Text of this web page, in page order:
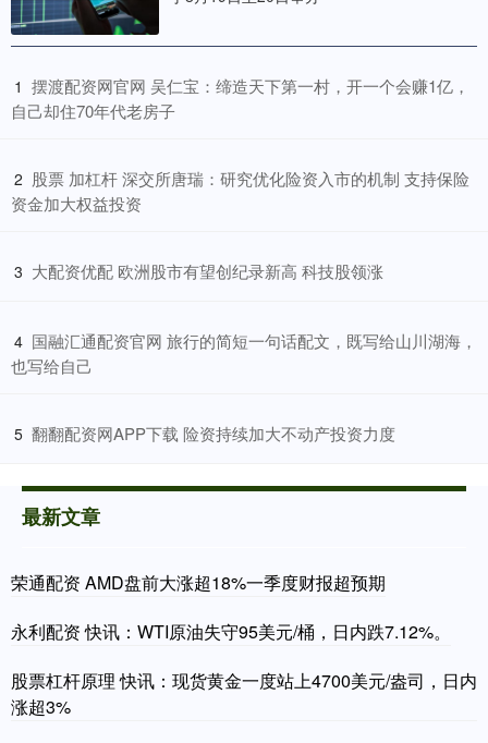
1 ​摆渡配资网官网 吴仁宝：缔造天下第一村，开一个会赚1亿，
自己却住70年代老房子
2 ​股票 加杠杆 深交所唐瑞：研究优化险资入市的机制 支持保险
资金加大权益投资
3 ​大配资优配 欧洲股市有望创纪录新高 科技股领涨
4 ​国融汇通配资官网 旅行的简短一句话配文，既写给山川湖海，
也写给自己
5 ​翻翻配资网APP下载 险资持续加大不动产投资力度
最新文章
荣通配资 AMD盘前大涨超18%一季度财报超预期
永利配资 快讯：WTI原油失守95美元/桶，日内跌7.12%。
股票杠杆原理 快讯：现货黄金一度站上4700美元/盎司，日内
涨超3%